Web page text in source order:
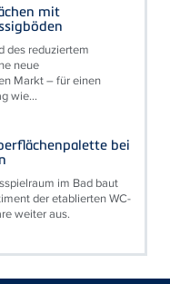
mit
des reduziertem
neue
Markt – für einen
wie...
bei
im Bad baut
der etablierten WC-
weiter aus.